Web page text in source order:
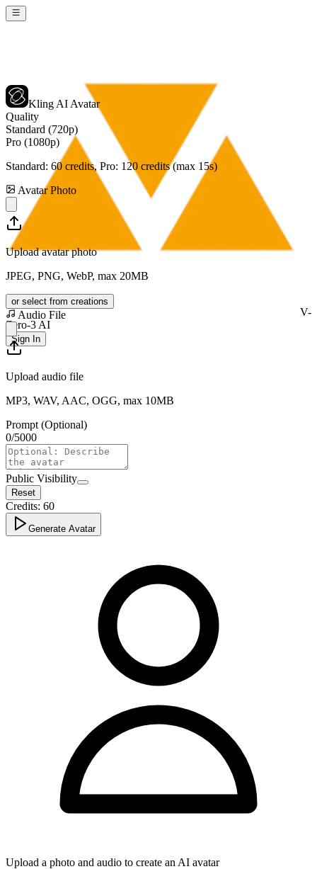
V-
Zero-3 AI
Sign In
Kling AI Avatar
Quality
Standard (720p)
Pro (1080p)
Standard: 60 credits, Pro: 120 credits (max 15s)
Avatar Photo
Upload avatar photo
JPEG, PNG, WebP, max 20MB
or select from creations
Audio File
Upload audio file
MP3, WAV, AAC, OGG, max 10MB
Prompt (Optional)
0/5000
Public Visibility
Reset
Credits: 60
Generate Avatar
Upload a photo and audio to create an AI avatar